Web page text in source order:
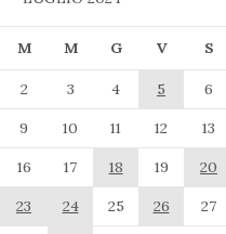
M M G V S
2 3 4 5
6
9 10 11 12
13
16 17 18 19
20
23 24 25 26
27